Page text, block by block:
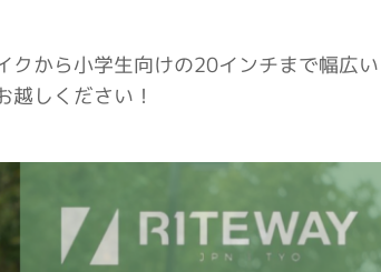
クから小学生向けの20インチまで幅広い
しください！